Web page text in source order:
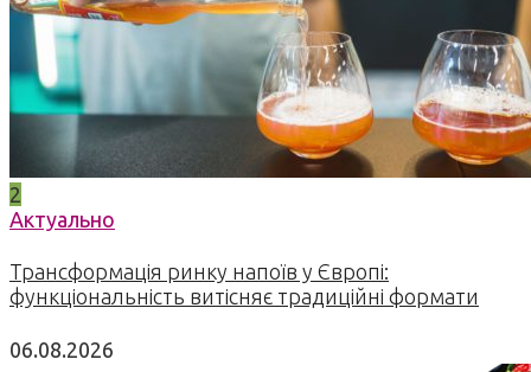
2
Актуально
Трансформація ринку напоїв у Європі:
функціональність витісняє традиційні формати
06.08.2026